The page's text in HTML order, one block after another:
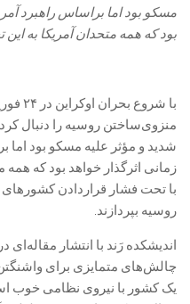
مسکو بود اما براساس راهبرد
بود که همه متحدان آمریکا به این
منزوی‌ساختن روسیه را دنبال
شدید و مؤثر علیه مسکو بود اما
زمانی اثرگذار خواهد بود که همه
با تحت فشار قراردادن
روسیه بپردازند.
چالش‌های متمایزی برای
یک کشور با نیروی نظامی خوب